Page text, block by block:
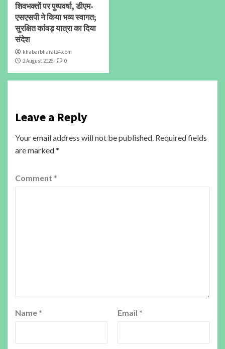
शिवभक्तों पर पुष्पवर्षा, डीएम-
एसएसपी ने किया भव्य स्वागत;
सुरक्षित कांवड़ यात्रा का दिया
संदेश
khabarbharat24.com
2 August 2026
0
Leave a Reply
Your email address will not be published. Required fields
are marked*
Comment *
Name * Email *